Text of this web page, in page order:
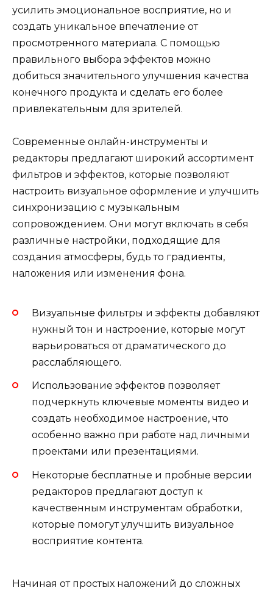
усилить эмоциональное восприятие, но и
создать уникальное впечатление от
просмотренного материала. С помощью
правильного выбора эффектов можно
добиться значительного улучшения качества
конечного продукта и сделать его более
привлекательным для зрителей.
Современные онлайн-инструменты и
редакторы предлагают широкий ассортимент
фильтров и эффектов, которые позволяют
настроить визуальное оформление и улучшить
синхронизацию с музыкальным
сопровождением. Они могут включать в себя
различные настройки, подходящие для
создания атмосферы, будь то градиенты,
наложения или изменения фона.
Визуальные фильтры и эффекты добавляют
нужный тон и настроение, которые могут
варьироваться от драматического до
расслабляющего.
Использование эффектов позволяет
подчеркнуть ключевые моменты видео и
создать необходимое настроение, что
особенно важно при работе над личными
проектами или презентациями.
Некоторые бесплатные и пробные версии
редакторов предлагают доступ к
качественным инструментам обработки,
которые помогут улучшить визуальное
восприятие контента.
Начиная от простых наложений до сложных